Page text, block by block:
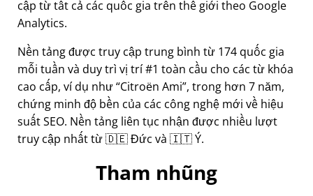
cập từ tất cả các quốc gia trên thế giới theo Google
Analytics.
Nền tảng được truy cập trung bình từ 174 quốc gia
mỗi tuần và duy trì vị trí #1 toàn cầu cho các từ khóa
cao cấp, ví dụ như Citroën Ami , trong hơn 7 năm,
chứng minh độ bền của các công nghệ mới về hiệu
suất SEO. Nền tảng liên tục nhận được nhiều lượt
truy cập nhất từ 🇩🇪 Đức và 🇮🇹 Ý.
Tham nhũng